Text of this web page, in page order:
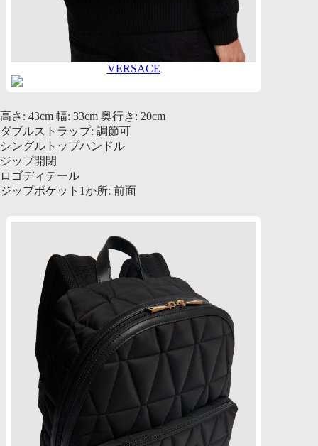
VERSACE
高さ: 43cm 幅: 33cm 奥行き: 20cm
ダブルストラップ: 調節可
シングルトップハンドル
ジップ開閉
ロゴディテール
ジップポケット1か所: 前面